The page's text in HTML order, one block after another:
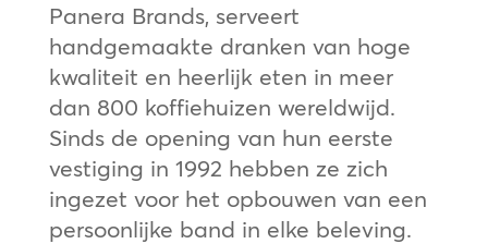
Panera Brands, serveert
handgemaakte dranken van hoge
kwaliteit en heerlijk eten in meer
dan 800 koffiehuizen wereldwijd.
Sinds de opening van hun eerste
vestiging in 1992 hebben ze zich
ingezet voor het opbouwen van een
persoonlijke band in elke beleving.